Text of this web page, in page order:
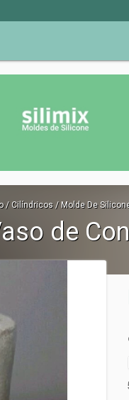
/ Cilíndricos / Molde De
de